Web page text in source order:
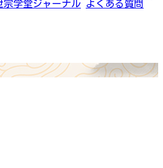
宗学堂ジャーナル よくある質問